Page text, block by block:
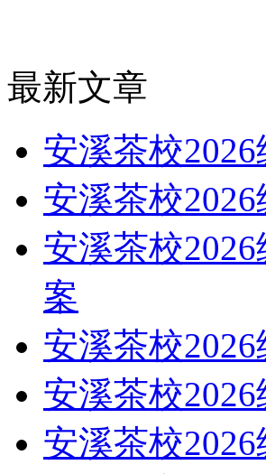
最新文章
安溪茶校
安溪茶校
安溪茶校
案
安溪茶校
安溪茶校
安溪茶校